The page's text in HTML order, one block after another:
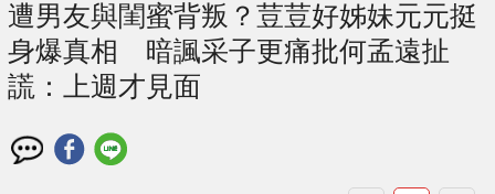
遭男友與閨蜜背叛？荳荳好姊妹元元挺
身爆真相 暗諷采子更痛批何孟遠扯
謊：上週才見面